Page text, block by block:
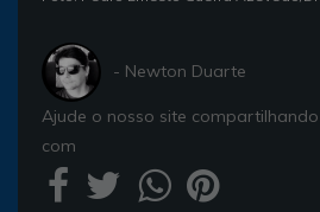
- Newton Duarte
Ajude o nosso site
com